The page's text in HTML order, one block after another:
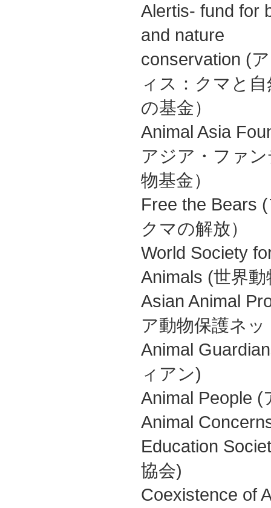
Alertis- fund for
and nature
conservation (
ィス：クマと
の基金）
Animal Asia
アジア・ファ
物基金）
Free the Bears
クマの解放）
World Society
Animals (世界
Asian Animal
ア動物保護ネ
Animal
ィアン)
Animal People
Animal
Education
協会)
Coexistence of